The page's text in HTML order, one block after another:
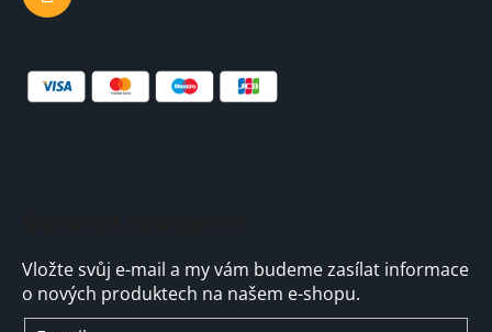
Vložte svůj e-mail a my vám budeme zasílat informace
o nových produktech na našem e-shopu.